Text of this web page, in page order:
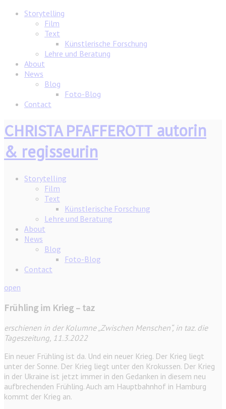
Storytelling
Film
Text
Künstlerische Forschung
Lehre und Beratung
About
News
Blog
Foto-Blog
Contact
CHRISTA PFAFFEROTT autorin
& regisseurin
Storytelling
Film
Text
Künstlerische Forschung
Lehre und Beratung
About
News
Blog
Foto-Blog
Contact
open
Frühling im Krieg – taz
erschienen in der Kolumne „Zwischen Menschen“, in taz. die
Tageszeitung, 11.3.2022
Ein neuer Frühling ist da. Und ein neuer Krieg. Der Krieg liegt
unter der Sonne. Der Krieg liegt unter den Krokussen. Der Krieg
in der Ukraine ist jetzt immer in den Gedanken in diesem neu
aufbrechenden Frühling. Auch am Hauptbahnhof in Hamburg
kommt der Krieg an.